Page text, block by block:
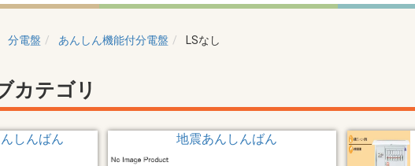
分電盤 あんしん機能付分電盤 LSなし
カテゴリ
しんばん 地震あんしんばん